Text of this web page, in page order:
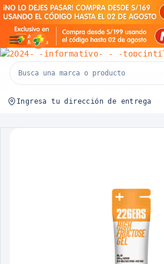
Mifarma
Ingresa tu dirección de entrega